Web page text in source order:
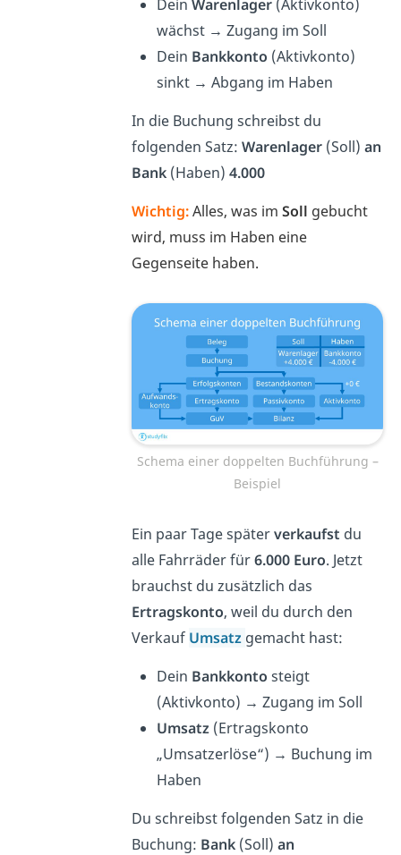
DeinWarenlager (Aktivkonto)
wächst →Zugang im Soll
Dein Bankkonto (Aktivkonto)
sinkt →Abgang im Haben
In die Buchung schreibst du
folgenden Satz:Warenlager (Soll)an
Bank (Haben)4.000
Wichtig:Alles, was imSoll gebucht
wird, muss im Haben eine
Gegenseite haben.
Schema einer doppelten Buchführung –
Beispiel
Ein paar Tage späterverkaufst du
alle Fahrräder für6.000 Euro. Jetzt
brauchst du zusätzlich das
Ertragskonto, weil du durch den
Verkauf Umsatz gemacht hast:
Dein Bankkonto steigt
(Aktivkonto) →Zugang im Soll
Umsatz (Ertragskonto
„Umsatzerlöse“) → Buchung im
Haben
Du schreibst folgenden Satz in die
Buchung: Bank (Soll)an